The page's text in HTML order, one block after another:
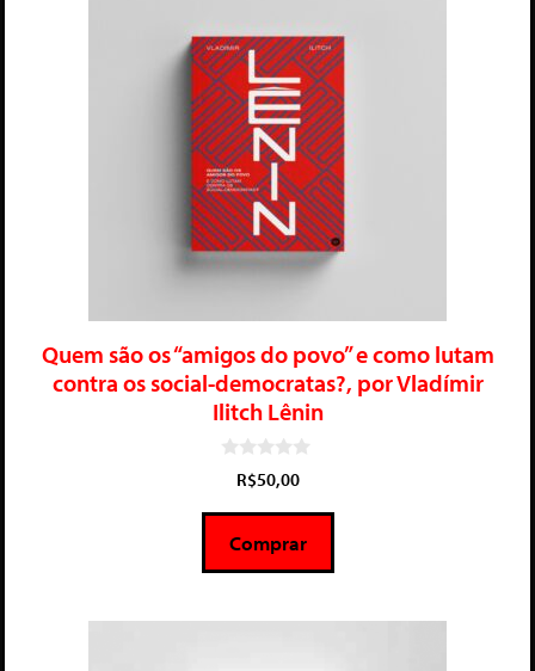
Quem são os “amigos do povo” e como lutam
contra os social-democratas?, por Vladímir
Ilitch Lênin
5
R$50,00
Comprar